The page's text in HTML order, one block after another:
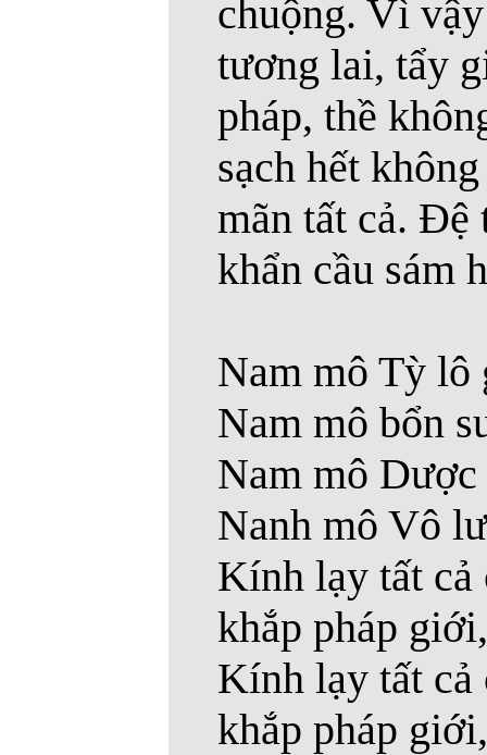
chuộng. Vì
tương lai, tẩy
pháp, thề
sạch hết
mãn tất cả. Ðệ
khẩn cầu sám
Nam mô Tỳ lô
Nam mô bổn
Nam mô
Nanh mô Vô
Kính lạy tất cả
khắp pháp
Kính lạy tất cả
khắp pháp